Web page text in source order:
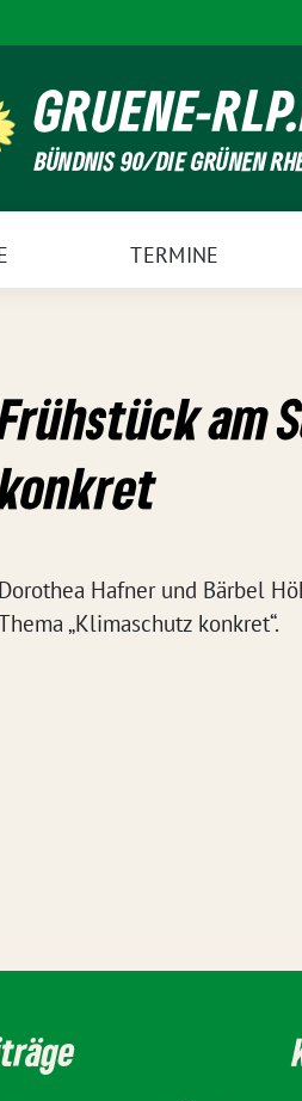
GRUENE-
BÜNDNIS 90/DIE GRÜNEN
TERMINE
am
Dorothea Hafner und Bärbel
„Klimaschutz konkret“.